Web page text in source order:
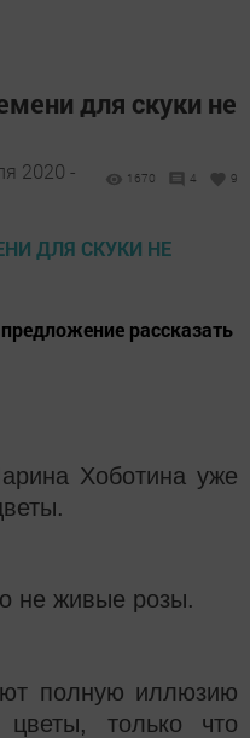
для скуки не
2020 -
1670 4 9
рассказать
Хоботина уже
не живые розы.
полную иллюзию
только что